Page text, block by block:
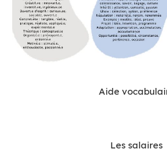
Aide
Les salaires